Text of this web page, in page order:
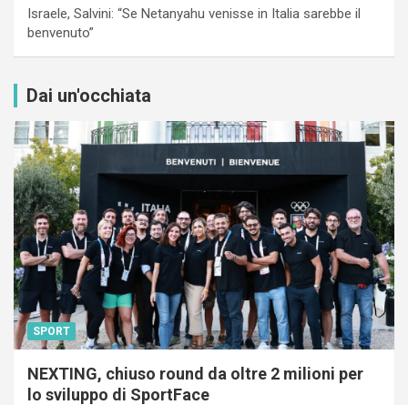
Israele, Salvini: “Se Netanyahu venisse in Italia sarebbe il
benvenuto”
Dai un'occhiata
SPORT
NEXTING, chiuso round da oltre 2 milioni per
lo sviluppo di SportFace